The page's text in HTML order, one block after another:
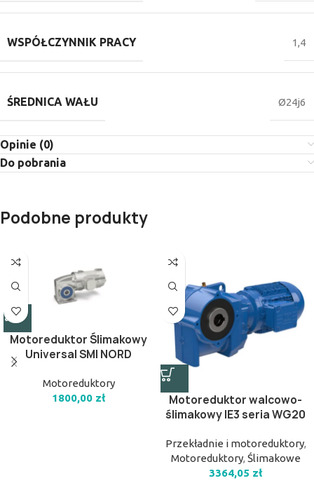
WSPÓŁCZYNNIK PRACY 1,4
ŚREDNICA WAŁU Ø24j6
Opinie (0)
Do pobrania
Podobne produkty
Motoreduktor Ślimakowy
Universal SMI NORD
Motoreduktory
1800,00 zł
Motoreduktor walcowo-
ślimakowy IE3 seria WG20
Przekładnie i motoreduktory,
Motoreduktory, Ślimakowe
3364,05 zł